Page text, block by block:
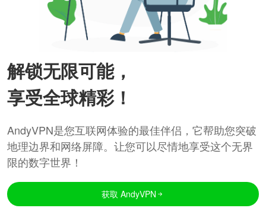
解锁无限可能，
享受全球精彩！
AndyVPN是您互联网体验的最佳伴侣，它帮助您突破
地理边界和网络屏障。让您可以尽情地享受这个无界
限的数字世界！
获取 AndyVPN